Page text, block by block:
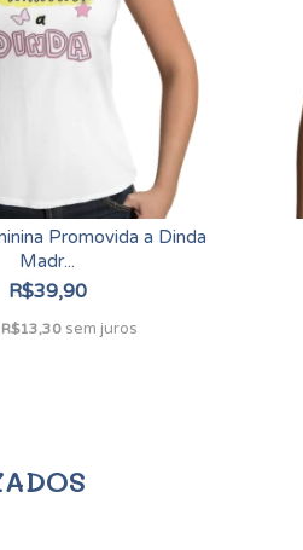
Promovida a Dinda
Madr...
R$39,90
R$13,30 sem juros